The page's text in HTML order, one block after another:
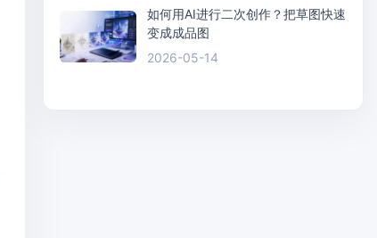
如何用AI进行二次创作？把草图快速
变成成品图
2026-05-14